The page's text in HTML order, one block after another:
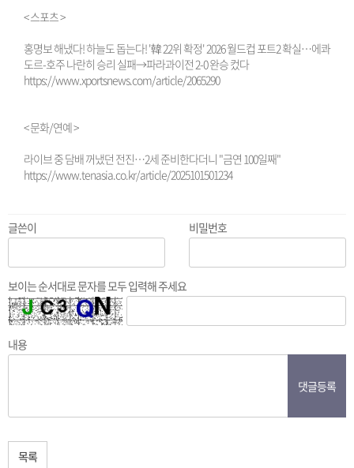
< 스포츠 >
홍명보 해냈다! 하늘도 돕는다! '韓 22위 확정' 2026 월드컵 포트2 확실…에콰
도르-호주 나란히 승리 실패→파라과이전 2-0 완승 컸다
https://www.xportsnews.com/article/2065290
< 문화/연예 >
라이브 중 담배 꺼냈던 전진…2세 준비한다더니 "금연 100일째"
https://www.tenasia.co.kr/article/2025101501234
글쓴이 비밀번호
보이는 순서대로 문자를 모두 입력해 주세요
내용
댓글등록
목록